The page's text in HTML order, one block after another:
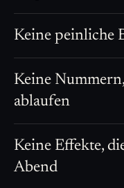
Keine peinliche
Keine
ablaufen
Keine Effekte,
Abend